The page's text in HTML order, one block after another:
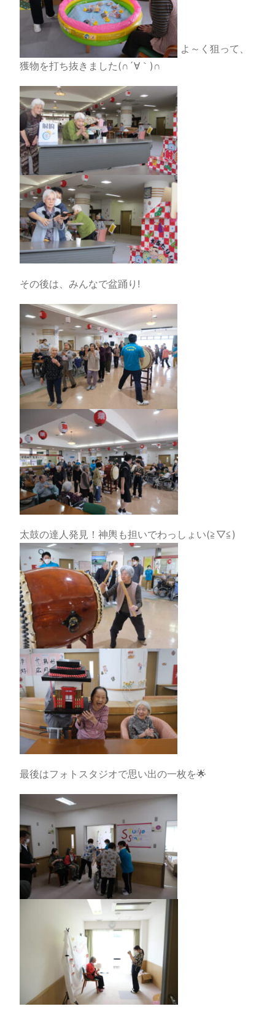
よ～く狙って、
獲物を打ち抜きました(∩´∀｀)∩
その後は、みんなで盆踊り!
太鼓の達人発見！神輿も担いでわっしょい(≧▽≦)
最後はフォトスタジオで思い出の一枚を🌟